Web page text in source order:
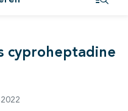
cyproheptadine